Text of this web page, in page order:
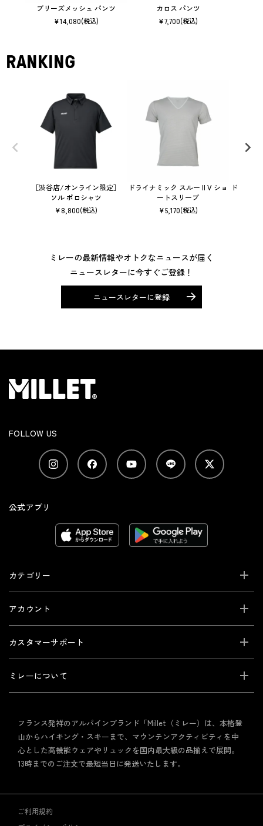
ブリーズメッシュ パンツ
¥14,080(税込)
カロス パンツ
¥7,700(税込)
RANKING
［渋谷店/オンライン限定］
ソル ポロシャツ
¥8,800(税込)
ドライナミック スルー II V ショ
ートスリーブ
¥5,170(税込)
ドライナ
ミレーの最新情報やオトクなニュースが届く
ニュースレターに今すぐご登録！
ニュースレターに登録
FOLLOW US
公式アプリ
カテゴリー
アカウント
カスタマーサポート
ミレーについて
フランス発祥のアルパインブランド「Millet（ミレー）は、本格登
山からハイキング・スキーまで、マウンテンアクティビティを中
心とした高機能ウェアやリュックを国内最大級の品揃えで展開。
13時までのご注文で最短当日に発送いたします。
ご利用規約